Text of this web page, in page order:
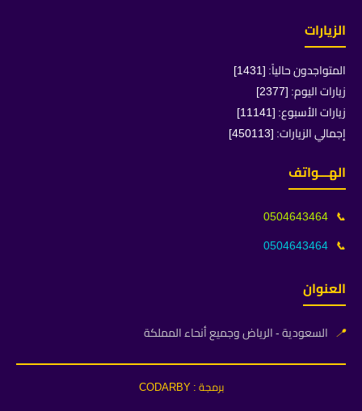
الزيارات
المتواجدون حالياً: [1431]
زيارات اليوم: [2377]
زيارات الأسبوع: [11141]
إجمالي الزيارات: [450113]
الهـــواتف
📞
0504643464
📞
0504643464
العنوان
📍 السعودية - الرياض وجميع أنحاء المملكة
برمجة : CODARBY